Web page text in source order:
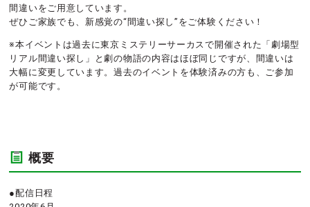
間違いをご用意しています。
ぜひご家族でも、新感覚の“間違い探し”をご体験ください！
※本イベントは過去に東京ミステリーサーカスで開催された「劇場型
リアル間違い探し」と劇の物語の内容はほぼ同じですが、間違いは
大幅に変更しています。過去のイベントを体験済みの方も、ご参加
が可能です。
概要
●配信日程